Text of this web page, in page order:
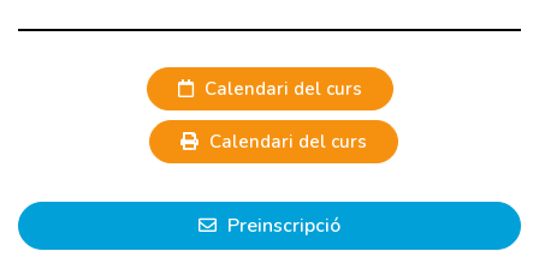
Calendari del curs
Calendari del curs
Preinscripció